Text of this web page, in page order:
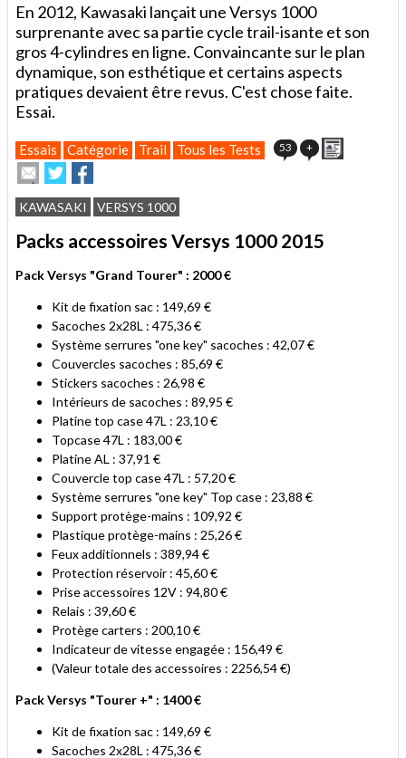
En 2012, Kawasaki lançait une Versys 1000
surprenante avec sa partie cycle trail-isante et son
gros 4-cylindres en ligne. Convaincante sur le plan
dynamique, son esthétique et certains aspects
pratiques devaient être revus. C'est chose faite.
Essai.
Essais Catégorie Trail Tous les Tests 53 +
Envoyer
cet
article
à
un
ami
Partager
sur
Twitter
sur
Facebook
KAWASAKI VERSYS 1000
Packs accessoires Versys 1000 2015
Pack Versys "Grand Tourer" : 2000 €
Kit de fixation sac : 149,69 €
Sacoches 2x28L : 475,36 €
Système serrures "one key" sacoches : 42,07 €
Couvercles sacoches : 85,69 €
Stickers sacoches : 26,98 €
Intérieurs de sacoches : 89,95 €
Platine top case 47L : 23,10 €
Topcase 47L : 183,00 €
Platine AL : 37,91 €
Couvercle top case 47L : 57,20 €
Système serrures "one key" Top case : 23,88 €
Support protège-mains : 109,92 €
Plastique protège-mains : 25,26 €
Feux additionnels : 389,94 €
Protection réservoir : 45,60 €
Prise accessoires 12V : 94,80 €
Relais : 39,60 €
Protège carters : 200,10 €
Indicateur de vitesse engagée : 156,49 €
(Valeur totale des accessoires : 2256,54 €)
Pack Versys "Tourer +" : 1400 €
Kit de fixation sac : 149,69 €
Sacoches 2x28L : 475,36 €